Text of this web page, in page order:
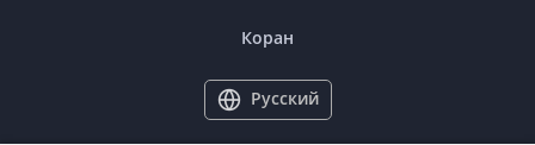
Коран
Русский